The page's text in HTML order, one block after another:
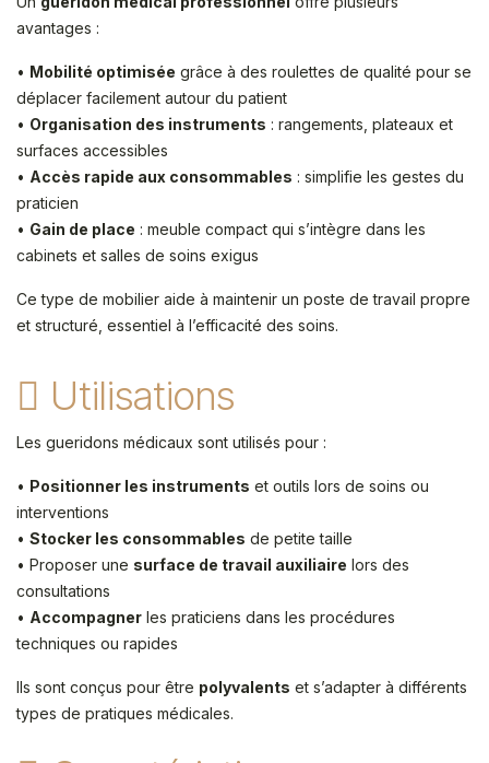
avantages :
• Mobilité optimisée grâce à des roulettes de qualité pour se
déplacer facilement autour du patient
• Organisation des instruments : rangements, plateaux et
surfaces accessibles
• Accès rapide aux consommables : simplifie les gestes du
praticien
• Gain de place : meuble compact qui s’intègre dans les
cabinets et salles de soins exigus
Ce type de mobilier aide à maintenir un poste de travail propre
et structuré, essentiel à l’efficacité des soins.
Utilisations
Les gueridons médicaux sont utilisés pour :
• Positionner les instruments et outils lors de soins ou
interventions
• Stocker les consommables de petite taille
• Proposer une surface de travail auxiliaire lors des
consultations
• Accompagner les praticiens dans les procédures
techniques ou rapides
Ils sont conçus pour être polyvalents et s’adapter à différents
types de pratiques médicales.